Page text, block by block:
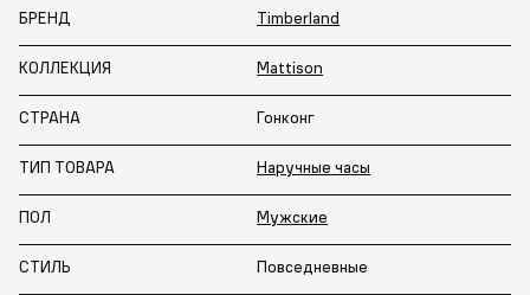
БРЕНД Timberland
КОЛЛЕКЦИЯ Mattison
СТРАНА Гонконг
ТИП ТОВАРА Наручные часы
ПОЛ Мужские
СТИЛЬ Повседневные